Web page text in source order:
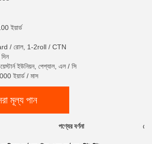
ইয়ার্ড
/ রোল, 1-2roll / CTN
ইউনিয়ন, পেপ্যাল, এল / সি
ইয়ার্ড / মাস
মূল্য পান
পণ্যের বর্ণনা